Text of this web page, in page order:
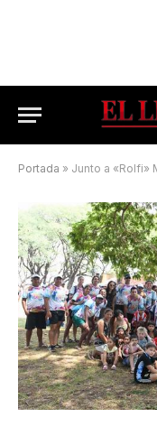
Portada » Junto a «Rolfi»